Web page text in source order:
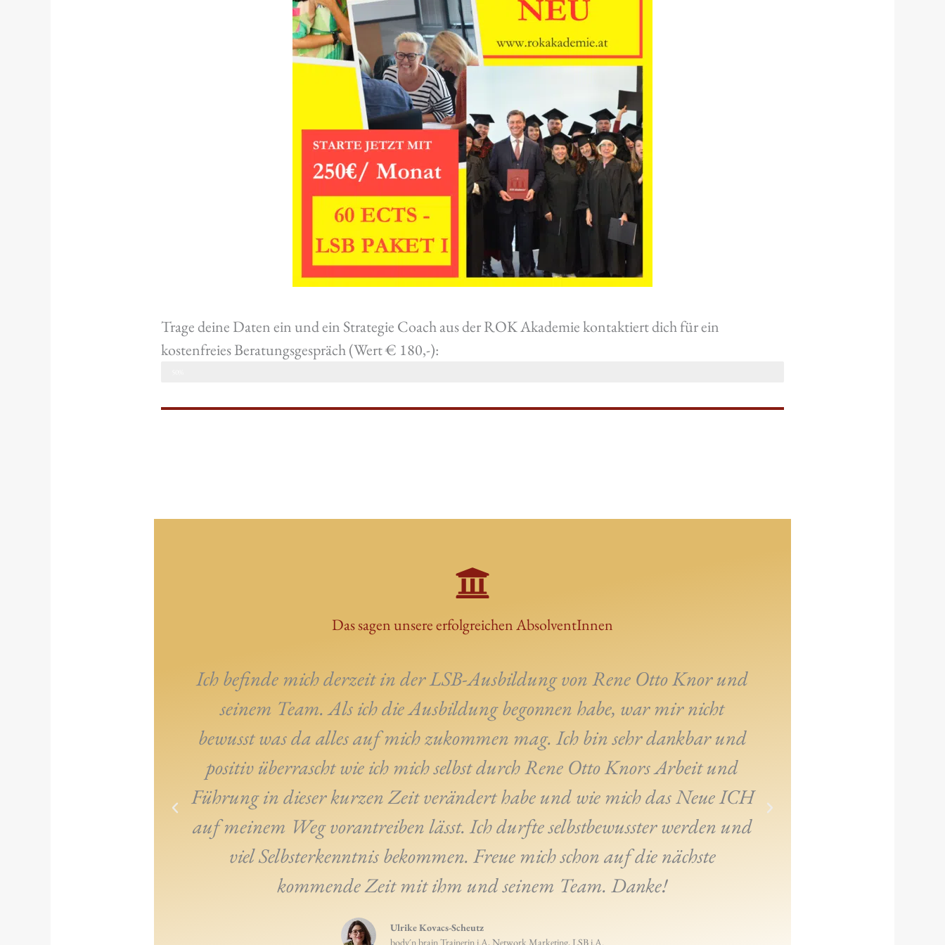
Trage deine Daten ein und ein Strategie Coach aus der ROK Akademie kontaktiert dich für ein
kostenfreies Beratungsgespräch (Wert € 180,-):
Das sagen unsere erfolgreichen AbsolventInnen
Ich befinde mich derzeit in der LSB-Ausbildung von Rene Otto Knor und
seinem Team. Als ich die Ausbildung begonnen habe, war mir nicht
bewusst was da alles auf mich zukommen mag. Ich bin sehr dankbar und
positiv überrascht wie ich mich selbst durch Rene Otto Knors Arbeit und
Führung in dieser kurzen Zeit verändert habe und wie mich das Neue ICH
auf meinem Weg vorantreiben lässt. Ich durfte selbstbewusster werden und
viel Selbsterkenntnis bekommen. Freue mich schon auf die nächste
kommende Zeit mit ihm und seinem Team. Danke!
Ulrike Kovacs-Scheutz
body´n brain Trainerin i.A, Network Marketing, LSB i.A.